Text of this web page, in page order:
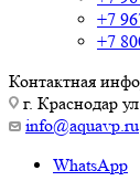
+7
+7
Контактная
г. Краснодар
info@aquavp.ru
WhatsApp